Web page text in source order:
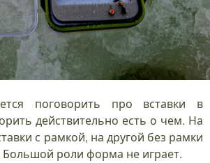
поговорить про вставки в
действительно есть о чем. На
с рамкой, на другой без рамки
Большой роли форма не играет.